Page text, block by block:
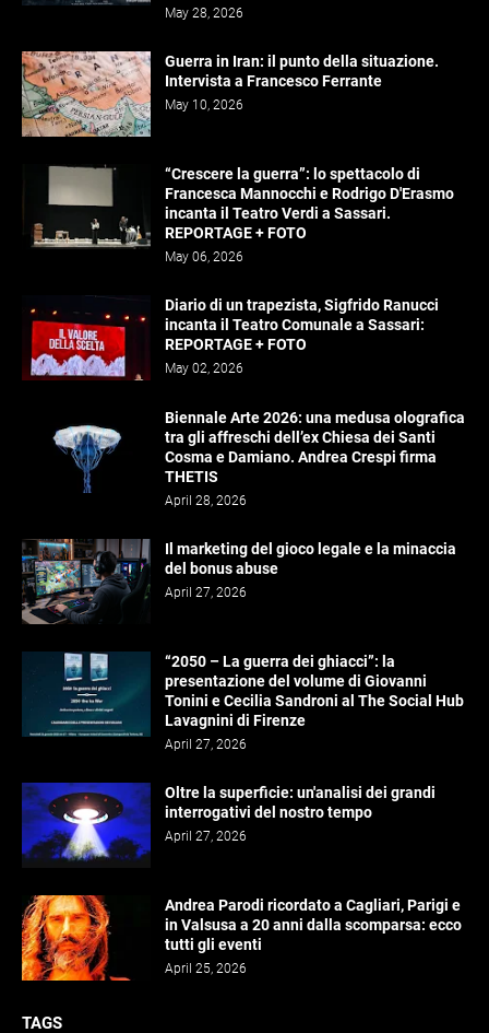
May 28, 2026
Guerra in Iran: il punto della situazione.
Intervista a Francesco Ferrante
May 10, 2026
“Crescere la guerra”: lo spettacolo di
Francesca Mannocchi e Rodrigo D'Erasmo
incanta il Teatro Verdi a Sassari.
REPORTAGE + FOTO
May 06, 2026
Diario di un trapezista, Sigfrido Ranucci
incanta il Teatro Comunale a Sassari:
REPORTAGE + FOTO
May 02, 2026
Biennale Arte 2026: una medusa olografica
tra gli affreschi dell’ex Chiesa dei Santi
Cosma e Damiano. Andrea Crespi firma
THETIS
April 28, 2026
Il marketing del gioco legale e la minaccia
del bonus abuse
April 27, 2026
“2050 – La guerra dei ghiacci”: la
presentazione del volume di Giovanni
Tonini e Cecilia Sandroni al The Social Hub
Lavagnini di Firenze
April 27, 2026
Oltre la superficie: un'analisi dei grandi
interrogativi del nostro tempo
April 27, 2026
Andrea Parodi ricordato a Cagliari, Parigi e
in Valsusa a 20 anni dalla scomparsa: ecco
tutti gli eventi
April 25, 2026
TAGS